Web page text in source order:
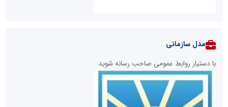
مدل سازمانی
با دستیار روابط عمومی صاحب رسانه شوید